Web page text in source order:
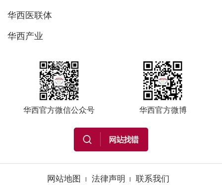
华西医联体
华西产业
华西官方微信公众号 华西官方微博
网站地图 法律声明 联系我们